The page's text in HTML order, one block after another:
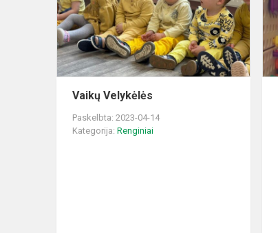
Vaikų Velykėlės
Paskelbta: 2023-04-14
Kategorija: Renginiai